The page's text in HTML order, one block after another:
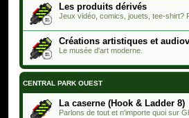
Les produits dérivés
Jeux vidéo, comics, jouets, tee-shirt?
Créations artistiques et
Le musée d'art moderne.
CENTRAL PARK OUEST
La caserne (Hook & Ladder 8)
Parlons de tout et n'importe quoi sur